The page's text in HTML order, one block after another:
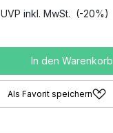
UVP inkl. MwSt. (-20%)
In den Warenkorb
Als Favorit speichern